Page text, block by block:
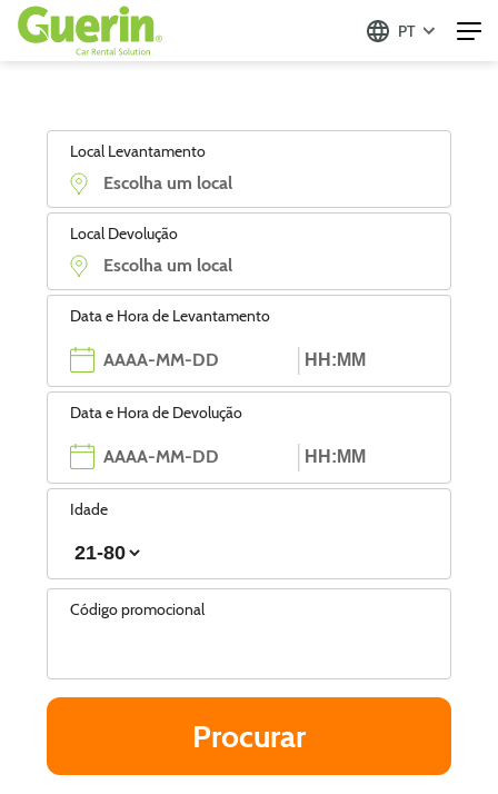
PT
Local Levantamento
Local Devolução
Data e Hora de Levantamento
Data e Hora de Devolução
Idade
Código promocional